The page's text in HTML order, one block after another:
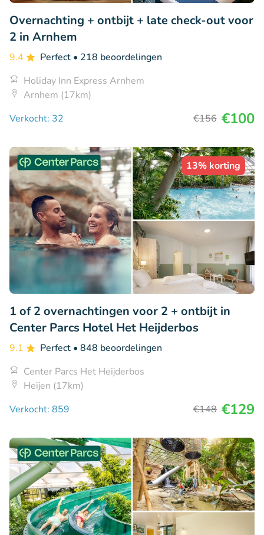
Overnachting + ontbijt + late check-out voor
2 in Arnhem
9.4 Perfect • 218 beoordelingen
Holiday Inn Express Arnhem
Arnhem (17km)
Verkocht: 32
€156 €100
13% korting
1 of 2 overnachtingen voor 2 + ontbijt in
Center Parcs Hotel Het Heijderbos
9.1 Perfect • 848 beoordelingen
Center Parcs Het Heijderbos
Heijen (17km)
Verkocht: 859
€148 €129